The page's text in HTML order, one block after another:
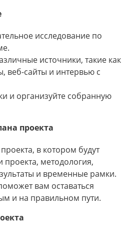
исследование по
источники, такие как
веб-сайты и интервью с
и организуйте собранную
проекта
в котором будут
методология,
и временные рамки.
вам оставаться
и на правильном пути.